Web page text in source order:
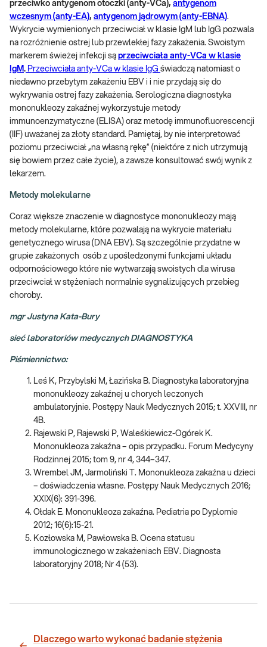
przeciwko antygenom otoczki (anty-VCa), antygenom
wczesnym (anty-EA), antygenom jądrowym (anty-EBNA).
Wykrycie wymienionych przeciwciał w klasie IgM lub IgG pozwala
na rozróżnienie ostrej lub przewlekłej fazy zakażenia. Swoistym
markerem świeżej infekcji są przeciwciała anty-VCa w klasie
IgM. Przeciwciała anty-VCa w klasie IgG świadczą natomiast o
niedawno przebytym zakażeniu EBV i i nie przydają się do
wykrywania ostrej fazy zakażenia. Serologiczna diagnostyka
mononukleozy zakaźnej wykorzystuje metody
immunoenzymatyczne (ELISA) oraz metodę immunofluorescencji
(IIF) uważanej za złoty standard. Pamiętaj, by nie interpretować
poziomu przeciwciał „na własną rękę” (niektóre z nich utrzymują
się bowiem przez całe życie), a zawsze konsultować swój wynik z
lekarzem.
Metody molekularne
Coraz większe znaczenie w diagnostyce mononukleozy mają
metody molekularne, które pozwalają na wykrycie materiału
genetycznego wirusa (DNA EBV). Są szczególnie przydatne w
grupie zakażonych osób z upośledzonymi funkcjami układu
odpornościowego które nie wytwarzają swoistych dla wirusa
przeciwciał w stężeniach normalnie sygnalizujących przebieg
choroby.
mgr Justyna Kata-Bury
sieć laboratoriów medycznych DIAGNOSTYKA
Piśmiennictwo:
Leś K, Przybylski M, Łazińska B. Diagnostyka laboratoryjna
mononukleozy zakaźnej u chorych leczonych
ambulatoryjnie. Postępy Nauk Medycznych 2015; t. XXVIII, nr
4B.
Rajewski P, Rajewski P, Waleśkiewicz-Ogórek K.
Mononukleoza zakaźna – opis przypadku. Forum Medycyny
Rodzinnej 2015; tom 9, nr 4, 344–347.
Wrembel JM, Jarmoliński T. Mononukleoza zakaźna u dzieci
– doświadczenia własne. Postępy Nauk Medycznych 2016;
XXIX(6): 391-396.
Ołdak E. Mononukleoza zakaźna. Pediatria po Dyplomie
2012; 16(6):15-21.
Kozłowska M, Pawłowska B. Ocena statusu
immunologicznego w zakażeniach EBV. Diagnosta
laboratoryjny 2018; Nr 4 (53).
Dlaczego warto wykonać badanie stężenia